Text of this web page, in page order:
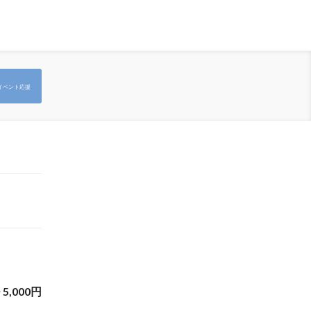
ベント応援
5,000円